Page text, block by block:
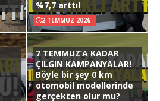
%7,7 arttı!
2 TEMMUZ 2026
7 TEMMUZ’A KADAR
ÇILGIN KAMPANYALAR!
Böyle bir şey 0 km
otomobil modellerinde
gerçekten olur mu?